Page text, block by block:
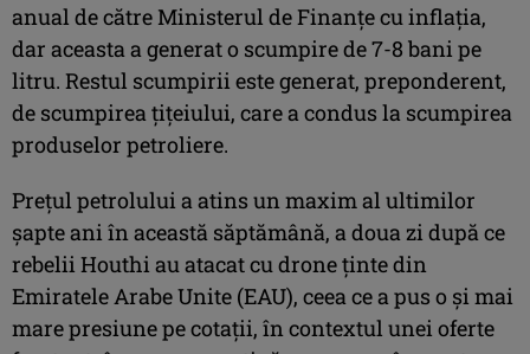
anual de către Ministerul de Finanțe cu inflația,
dar aceasta a generat o scumpire de 7-8 bani pe
litru. Restul scumpirii este generat, preponderent,
de scumpirea țițeiului, care a condus la scumpirea
produselor petroliere.
Prețul petrolului a atins un maxim al ultimilor
șapte ani în această săptămână, a doua zi după ce
rebelii Houthi au atacat cu drone ținte din
Emiratele Arabe Unite (EAU), ceea ce a pus o și mai
mare presiune pe cotații, în contextul unei oferte